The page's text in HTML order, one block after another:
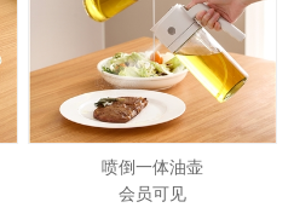
喷倒一体油壶
会员可见